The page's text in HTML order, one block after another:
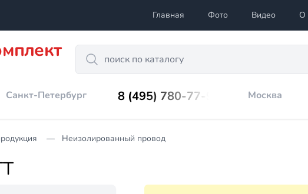
Главная Фото Видео О
Search
Санкт-Петербург 8 (495) 780-77-98 Москва
Неизолированный провод